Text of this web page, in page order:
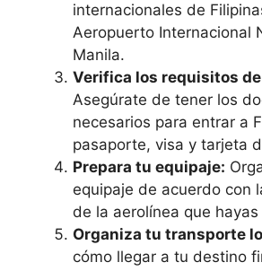
internacionales de
Aeropuerto Internacional
Manila.
Verifica los requisitos
Asegúrate de tener los
necesarios para entrar a
pasaporte, visa y tarjeta
Prepara tu equipaje:
equipaje de acuerdo con
de la aerolínea que
Organiza tu transporte
cómo llegar a tu destino